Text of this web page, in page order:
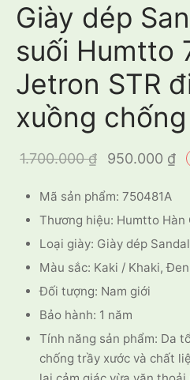
Giày dép
suối Humtto
Jetron STR
xuồng
1.700.000₫
Giá gốc là:
950.000 ₫
Mã sản phẩm: 750481A
Thương hiệu: Humtto Hàn
Loại giày: Giày dép
Màu sắc: Kaki / Khaki,
Đối tượng: Nam giới
Bảo hành: 1 năm
Tính năng sản phẩm: Da
chống trầy xước và chất